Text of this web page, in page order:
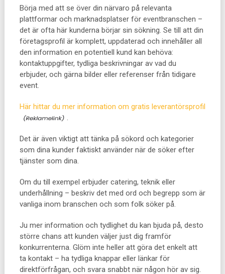
Börja med att se över din närvaro på relevanta
plattformar och marknadsplatser för eventbranschen –
det är ofta här kunderna börjar sin sökning. Se till att din
företagsprofil är komplett, uppdaterad och innehåller all
den information en potentiell kund kan behöva:
kontaktuppgifter, tydliga beskrivningar av vad du
erbjuder, och gärna bilder eller referenser från tidigare
event.
Här hittar du mer information om gratis leverantörsprofil
.
Det är även viktigt att tänka på sökord och kategorier
som dina kunder faktiskt använder när de söker efter
tjänster som dina.
Om du till exempel erbjuder catering, teknik eller
underhållning – beskriv det med ord och begrepp som är
vanliga inom branschen och som folk söker på.
Ju mer information och tydlighet du kan bjuda på, desto
större chans att kunden väljer just dig framför
konkurrenterna. Glöm inte heller att göra det enkelt att
ta kontakt – ha tydliga knappar eller länkar för
direktförfrågan, och svara snabbt när någon hör av sig.